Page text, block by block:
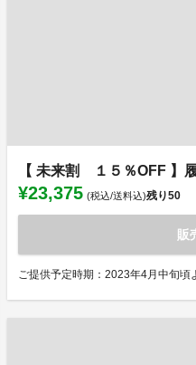
【 未来割 １５％OFF 】
¥23,375 (税込/送料込)残り50
販
ご提供予定時期：2023年4月中旬頃